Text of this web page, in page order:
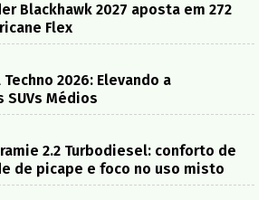
Blackhawk 2027 aposta em 272
Flex
2026: Elevando a
SUVs Médios
2.2 Turbodiesel: conforto de
de picape e foco no uso misto